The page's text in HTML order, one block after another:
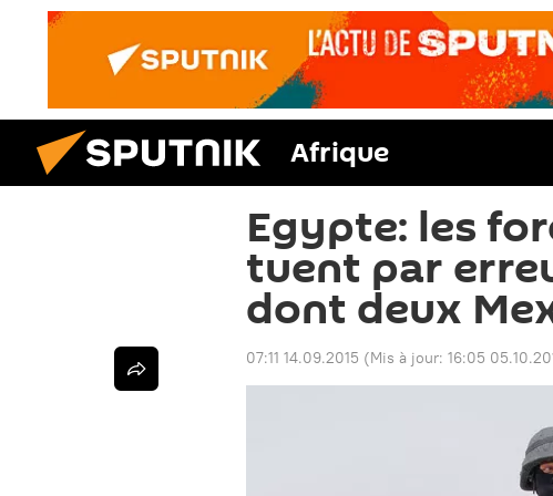
Afrique
Egypte: les
tuent par
dont deux
07:11 14.09.2015 (Mis à jour: 16:05